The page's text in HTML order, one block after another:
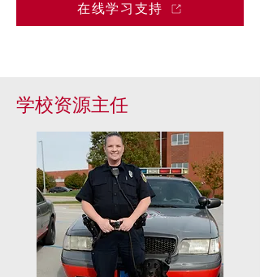
在线学习支持
学校资源主任